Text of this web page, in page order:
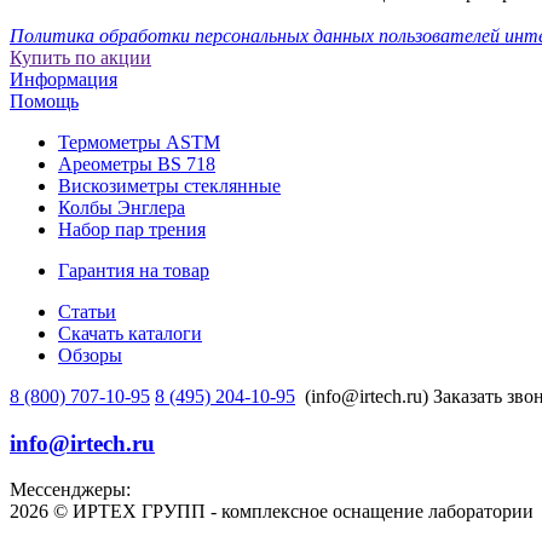
Политика обработки персональных данных пользователей
Купить по акции
Информация
Помощь
Термометры ASTM
Ареометры BS 718
Вискозиметры стеклянные
Колбы Энглера
Набор пар трения
Гарантия на товар
Статьи
Скачать каталоги
Обзоры
8 (800) 707-10-95 8 (495) 204-10-95 (info@irtech.ru) Заказать
info@irtech.ru
Мессенджеры:
2026 © ИРТЕХ ГРУПП - комплексное оснащение лаборатории